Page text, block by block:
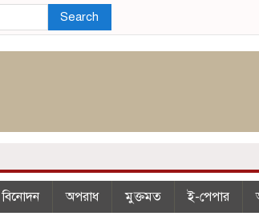
Search
বিনোদন অপরাধ মুক্তমত ই-পেপার